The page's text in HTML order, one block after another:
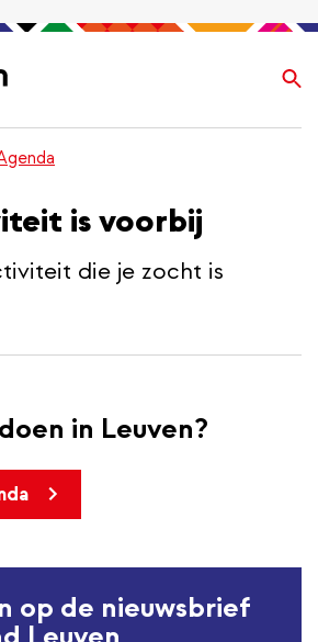
is voorbij
die je zocht is
in Leuven?
op de nieuwsbrief